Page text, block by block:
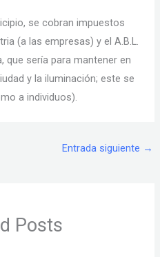
se cobran impuestos
(a las empresas) y el A.B.L.
que sería para mantener en
y la iluminación; este se
a individuos).
Entrada siguiente →
Posts